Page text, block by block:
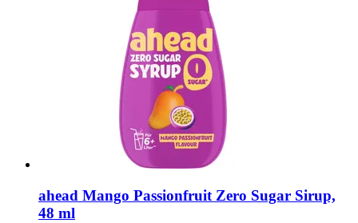
ahead Mango Passionfruit Zero Sugar Sirup,
48 ml